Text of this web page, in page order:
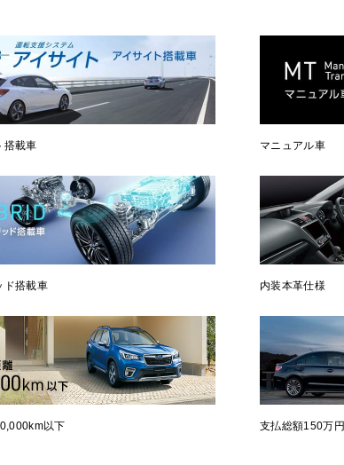
搭載車 マニュアル車
ド搭載車 内装本革仕様
以下 支払総額150万